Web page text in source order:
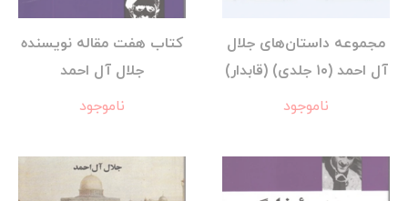
مجموعه داستان‌های جلال
آل احمد (۱۰ جلدی) (قابدار)
ناموجود
کتاب هفت مقاله نویسنده
جلال آل احمد
ناموجود